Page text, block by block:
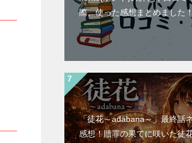
際、使った感想まとめました
「徒花～adabana～」最終話
感想！贖罪の果てに咲いた徒